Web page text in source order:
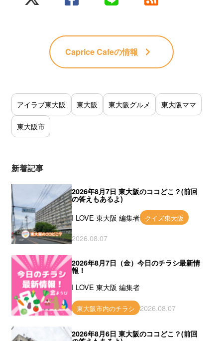
Caprice Cafeの情報
アイラブ東大阪 東大阪 東大阪グルメ 東大阪ママ
東大阪市
新着記事
2026年8月7日 東大阪のココどこ？(前回
の答えもあるよ)
I LOVE 東大阪 編集者 クイズ東大阪
2026.08.07
2026年8月7日（金）今日のチラシ最新情
報！
I LOVE 東大阪 編集者
東大阪市内のチラシ 2026.08.07
2026年8月6日 東大阪のココどこ？(前回